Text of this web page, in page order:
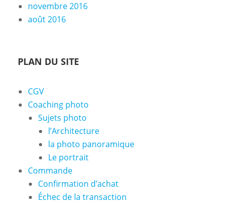
novembre 2016
août 2016
PLAN DU SITE
CGV
Coaching photo
Sujets photo
l’Architecture
la photo panoramique
Le portrait
Commande
Confirmation d’achat
Échec de la transaction